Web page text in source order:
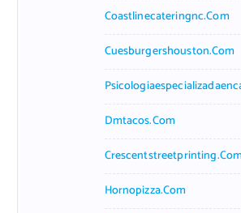
Coastlinecateringnc.com
Cuesburgershouston.com
Dmtacos.com
Crescentstreetprinting.com
Hornopizza.com